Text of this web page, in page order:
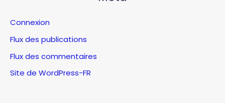
Connexion
Flux des publications
Flux des commentaires
Site de WordPress-FR